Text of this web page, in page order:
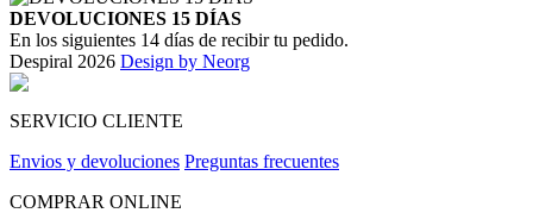
DEVOLUCIONES 15 DÍAS
En los siguientes 14 días de recibir tu pedido.
Despiral 2026 Design by Neorg
SERVICIO CLIENTE
Envios y devoluciones Preguntas frecuentes
COMPRAR ONLINE